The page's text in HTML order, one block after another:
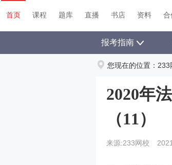
首页 课程 题库 直
首页 课程 题库 直播 书店 资料 合
报考指南
您现在的位置： 233
2020年
（11）
来源:233网校